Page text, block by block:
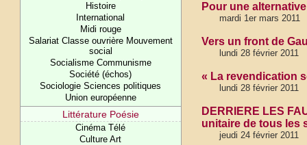
Histoire
International
Midi rouge
Salariat Classe ouvrière Mouvement
social
Socialisme Communisme
Société (échos)
Sociologie Sciences politiques
Union européenne
Littérature Poésie
Cinéma Télé
Culture Art
Pour une
mardi 1er mars 2011
Vers un front de
lundi 28 février 2011
« La revendication
lundi 28 février 2011
DERRIERE LES
unitaire de tous les
jeudi 24 février 2011